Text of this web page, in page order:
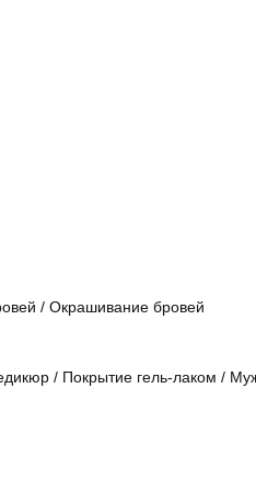
/ Окрашивание бровей
/ Покрытие гель-лаком /